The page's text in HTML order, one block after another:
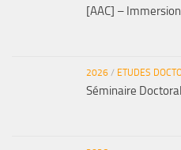
[AAC] –
2026 / ETUDES
Séminaire Doctoral